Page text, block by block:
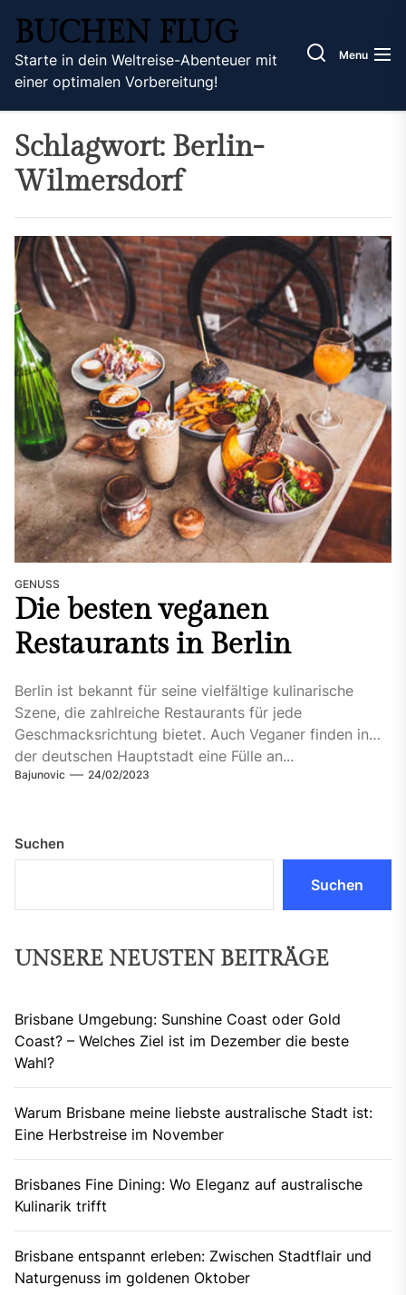
the
content
BUCHEN FLUG
Starte in dein Weltreise-Abenteuer mit
einer optimalen Vorbereitung!
Menu
Schlagwort: Berlin-
Wilmersdorf
GENUSS
Die besten veganen
Restaurants in Berlin
Berlin ist bekannt für seine vielfältige kulinarische
Szene, die zahlreiche Restaurants für jede
Geschmacksrichtung bietet. Auch Veganer finden in
der deutschen Hauptstadt eine Fülle an...
Bajunovic 24/02/2023
Suchen
Suchen
UNSERE NEUSTEN BEITRÄGE
Brisbane Umgebung: Sunshine Coast oder Gold
Coast? – Welches Ziel ist im Dezember die beste
Wahl?
Warum Brisbane meine liebste australische Stadt ist:
Eine Herbstreise im November
Brisbanes Fine Dining: Wo Eleganz auf australische
Kulinarik trifft
Brisbane entspannt erleben: Zwischen Stadtflair und
Naturgenuss im goldenen Oktober